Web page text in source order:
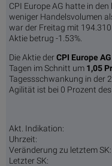
CPI Europe AG hatte in
weniger Handelsvolumen
war der Freitag mit
Aktie betrug -1.53%.
Die Aktie derCPI Europe AG
Tagen im Schnitt um 1,05
Tagessschwankung in der
Agilität ist bei 0 Prozent
Akt. Indikation:
Uhrzeit:
Veränderung zu letztem SK:
Letzter SK: